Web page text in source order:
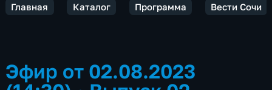
Главная Каталог Программа Вести Сочи
Эфир от 02.08.2023